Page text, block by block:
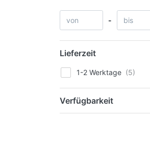
-
Lieferzeit
1-2 Werktage
Verfügbarkeit